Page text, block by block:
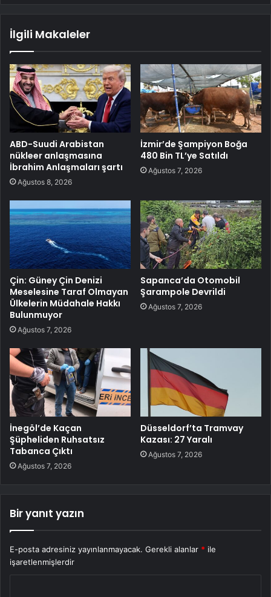
İlgili Makaleler
ABD-Suudi Arabistan
nükleer anlaşmasına
İbrahim Anlaşmaları şartı
Ağustos 8, 2026
İzmir’de Şampiyon Boğa
480 Bin TL’ye Satıldı
Ağustos 7, 2026
Çin: Güney Çin Denizi
Meselesine Taraf Olmayan
Ülkelerin Müdahale Hakkı
Bulunmuyor
Ağustos 7, 2026
Sapanca’da Otomobil
Şarampole Devrildi
Ağustos 7, 2026
İnegöl’de Kaçan
Şüpheliden Ruhsatsız
Tabanca Çıktı
Ağustos 7, 2026
Düsseldorf’ta Tramvay
Kazası: 27 Yaralı
Ağustos 7, 2026
Bir yanıt yazın
E-posta adresiniz yayınlanmayacak. Gerekli alanlar * ile
işaretlenmişlerdir